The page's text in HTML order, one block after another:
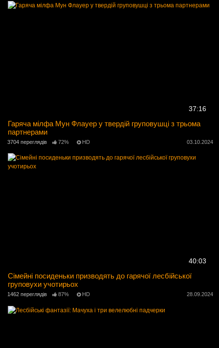
37:16
Гаряча мілфа Мун Флауер у твердій груповушці з трьома
партнерами
3704 переглядів 72% HD 03.10.2024
40:03
Сімейні посиденьки призводять до гарячої лесбійської
груповухи учотирьох
1462 переглядів 87% HD 28.09.2024